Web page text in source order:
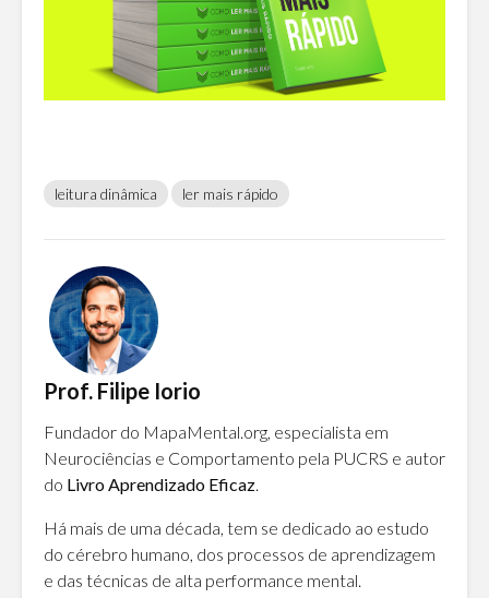
leitura dinâmica ler mais rápido
Prof. Filipe Iorio
Fundador do MapaMental.org, especialista em
Neurociências e Comportamento pela PUCRS e autor
do Livro Aprendizado Eficaz.
Há mais de uma década, tem se dedicado ao estudo
do cérebro humano, dos processos de aprendizagem
e das técnicas de alta performance mental.